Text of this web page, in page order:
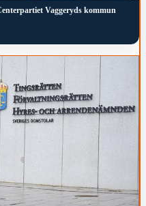
Vaggeryds kommun